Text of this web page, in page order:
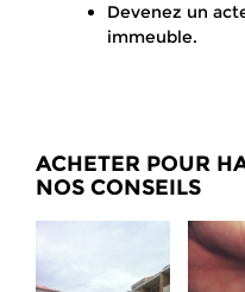
Devenez un
immeuble.
ACHETER POUR
NOS CONSEILS